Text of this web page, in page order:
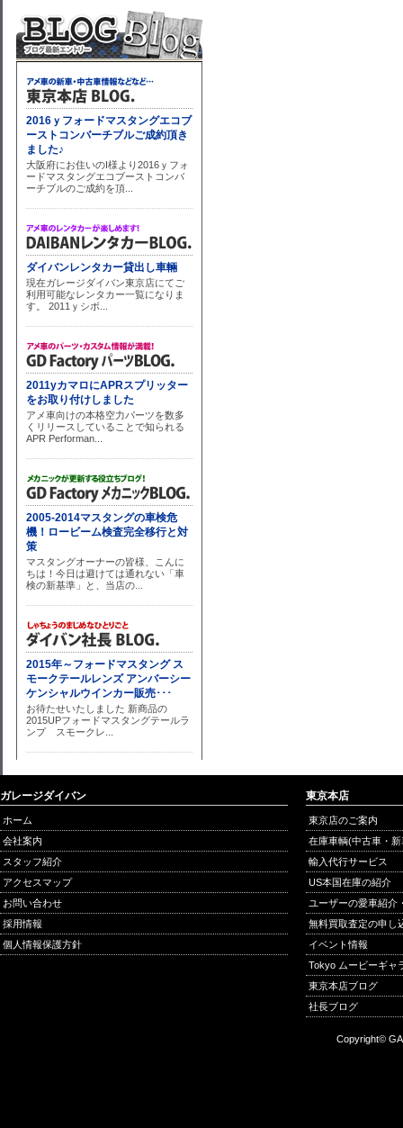
ガレージダイバン
ホーム
会社案内
スタッフ紹介
アクセスマップ
お問い合わせ
採用情報
個人情報保護方針
東京本店
東京店のご案内
在庫車輌(中古車・
輸入代行サービス
US本国在庫の紹介
ユーザーの愛車紹介
無料買取査定の申し
イベント情報
Tokyo ムービーギャ
東京本店ブログ
社長ブログ
Copyright©